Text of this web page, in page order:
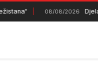
08/08/2026 Djela